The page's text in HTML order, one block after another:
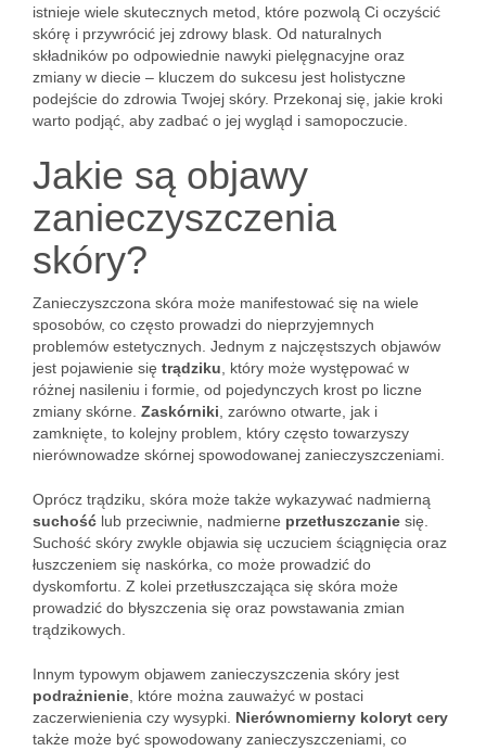
istnieje wiele skutecznych metod, które pozwolą Ci oczyścić
skórę i przywrócić jej zdrowy blask. Od naturalnych
składników po odpowiednie nawyki pielęgnacyjne oraz
zmiany w diecie – kluczem do sukcesu jest holistyczne
podejście do zdrowia Twojej skóry. Przekonaj się, jakie kroki
warto podjąć, aby zadbać o jej wygląd i samopoczucie.
Jakie są objawy
zanieczyszczenia
skóry?
Zanieczyszczona skóra może manifestować się na wiele
sposobów, co często prowadzi do nieprzyjemnych
problemów estetycznych. Jednym z najczęstszych objawów
jest pojawienie się trądziku , który może występować w
różnej nasileniu i formie, od pojedynczych krost po liczne
zmiany skórne. Zaskórniki , zarówno otwarte, jak i
zamknięte, to kolejny problem, który często towarzyszy
nierównowadze skórnej spowodowanej zanieczyszczeniami.
Oprócz trądziku, skóra może także wykazywać nadmierną
suchość lub przeciwnie, nadmierne przetłuszczanie się.
Suchość skóry zwykle objawia się uczuciem ściągnięcia oraz
łuszczeniem się naskórka, co może prowadzić do
dyskomfortu. Z kolei przetłuszczająca się skóra może
prowadzić do błyszczenia się oraz powstawania zmian
trądzikowych.
Innym typowym objawem zanieczyszczenia skóry jest
podrażnienie , które można zauważyć w postaci
zaczerwienienia czy wysypki. Nierównomierny koloryt cery
także może być spowodowany zanieczyszczeniami, co